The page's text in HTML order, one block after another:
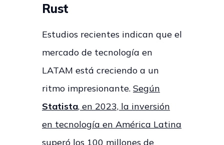
Rust
Estudios recientes indican que el
mercado de tecnología en
LATAM está creciendo a un
ritmo impresionante. Según
Statista, en 2023, la inversión
en tecnología en América Latina
superó los 100 millones de